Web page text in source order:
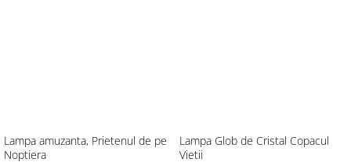
Lampa amuzanta, Prietenul de pe
Noptiera
Lampa Glob de Cristal Copacul
Vietii